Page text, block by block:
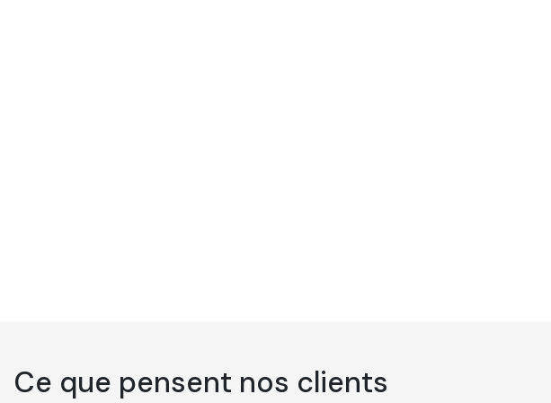
ovales personnalisés ont une
ovales
et stickers ovales personnalisés de haute qualité peuvent être utilisés
les stickers et autocollants
stickers et autocollants ovales personnalisés, à condition qu'ils soient de qualité
être personnalisés avec des designs, des textes et des couleurs
Ce que pensent nos clients